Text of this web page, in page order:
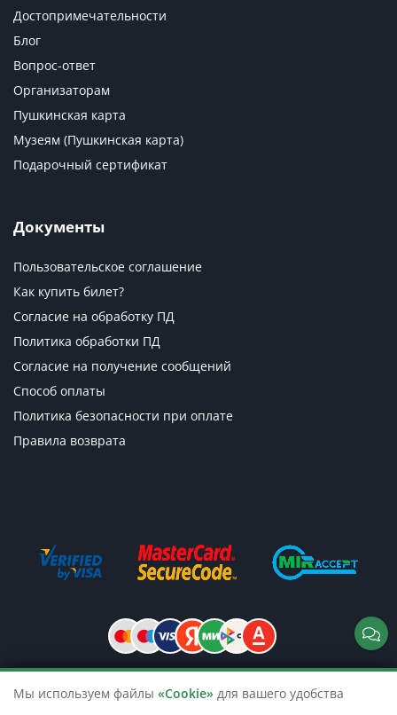
Достопримечательности
Блог
Вопрос-ответ
Организаторам
Пушкинская карта
Музеям (Пушкинская карта)
Подарочный сертификат
Документы
Пользовательское соглашение
Как купить билет?
Согласие на обработку ПД
Политика обработки ПД
Согласие на получение сообщений
Способ оплаты
Политика безопасности при оплате
Правила возврата
© 2026 TicketsTour. Продажа водных
Мы используем файлы «Cookie» для вашего удобства